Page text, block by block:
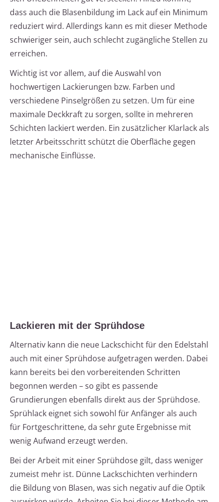
dass auch die Blasenbildung im Lack auf ein Minimum
reduziert wird. Allerdings kann es mit dieser Methode
schwieriger sein, auch schlecht zugängliche Stellen zu
erreichen.
Wichtig ist vor allem, auf die Auswahl von
hochwertigen Lackierungen bzw. Farben und
verschiedene Pinselgrößen zu setzen. Um für eine
maximale Deckkraft zu sorgen, sollte in mehreren
Schichten lackiert werden. Ein zusätzlicher Klarlack als
letzter Arbeitsschritt schützt die Oberfläche gegen
mechanische Einflüsse.
Lackieren mit der Sprühdose
Alternativ kann die neue Lackschicht für den Edelstahl
auch mit einer Sprühdose aufgetragen werden. Dabei
kann bereits bei den vorbereitenden Schritten
begonnen werden – so gibt es passende
Grundierungen ebenfalls direkt aus der Sprühdose.
Sprühlack eignet sich sowohl für Anfänger als auch
für Fortgeschrittene, da sehr gute Ergebnisse mit
wenig Aufwand erzeugt werden.
Bei der Arbeit mit einer Sprühdose gilt, dass weniger
zumeist mehr ist. Dünne Lackschichten verhindern
die Bildung von Blasen, was sich negativ auf die Optik